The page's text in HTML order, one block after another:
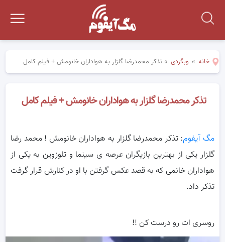
خانه » وبگردی »تذکر محمدرضا گلزار به هواداران خانومش + فیلم کامل
تذکر محمدرضا گلزار به هواداران خانومش + فیلم کامل
مگ آیفوم: تذکر محمدرضا گلزار به هواداران خانومش ! محمد رضا
گلزار یکی از بهترین بازیگران عرصه ی سینما و تلوزوین به یکی از
هواداران خانمی که به قصد عکس گرفتن با او در کنارش قرار گرفت
تذکر داد.
روسری ات رو درست کن !!